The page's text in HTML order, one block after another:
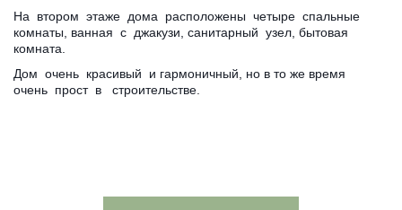
На  втором  этаже  дома  расположены  четыре  спальные
комнаты, ванная  с  джакузи, санитарный  узел, бытовая
комната.
Дом  очень  красивый  и гармоничный, но в то же время
очень  прост  в   строительстве.